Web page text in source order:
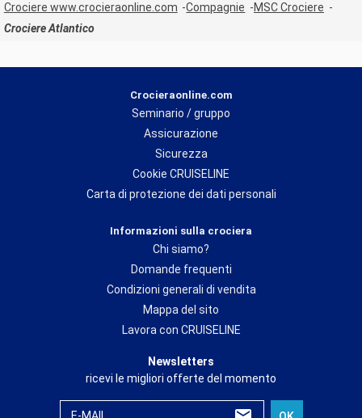
Crociere www.crocieraonline.com Compagnie
MSC Crociere
Crociere Atlantico
Crocieraonline.com
Seminario / gruppo
Assicurazione
Sicurezza
Cookie CRUISELINE
Carta di protezione dei dati personali
Informazioni sulla crociera
Chi siamo?
Domande frequenti
Condizioni generali di vendita
Mappa del sito
Lavora con CRUISELINE
Newsletters
ricevi le migliori offerte del momento